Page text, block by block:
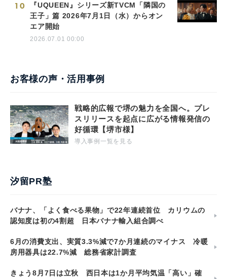
10
『UQUEEN』シリーズ新TVCM「隣国の
王子」篇 2026年7月1日（水）からオン
エア開始
2026.07.01 00:00
お客様の声・活用事例
戦略的広報で堺の魅力を全国へ。プレ
スリリースを起点に広がる情報発信の
好循環【堺市様】
導入事例一覧を見る
汐留PR塾
バナナ、「よく食べる果物」で22年連続首位 カリウムの
認知度は初の4割超 日本バナナ輸入組合調べ
6月の消費支出、実質3.3%減で7か月連続のマイナス 冷暖
房用器具は22.7%減 総務省家計調査
きょう8月7日は立秋 西日本は1か月平均気温「高い」確